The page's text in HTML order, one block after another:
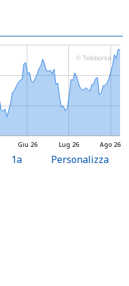
Lug 26
Giu 26 Ago 26
© Teleborsa
1a Personalizza